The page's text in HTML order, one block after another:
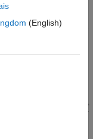
6DOF (Euler
— 単純な可変質
(English)